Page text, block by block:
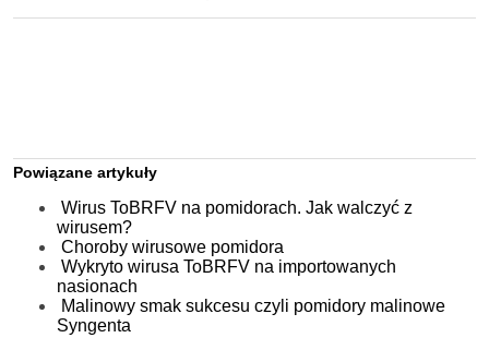
Powiązane artykuły
Wirus ToBRFV na pomidorach. Jak walczyć z
wirusem?
Choroby wirusowe pomidora
Wykryto wirusa ToBRFV na importowanych
nasionach
Malinowy smak sukcesu czyli pomidory malinowe
Syngenta